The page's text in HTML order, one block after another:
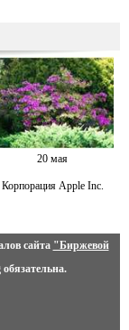
20 мая
Корпорация Apple Inc.
сайта "Биржевой
обязательна.